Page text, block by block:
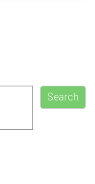
Search